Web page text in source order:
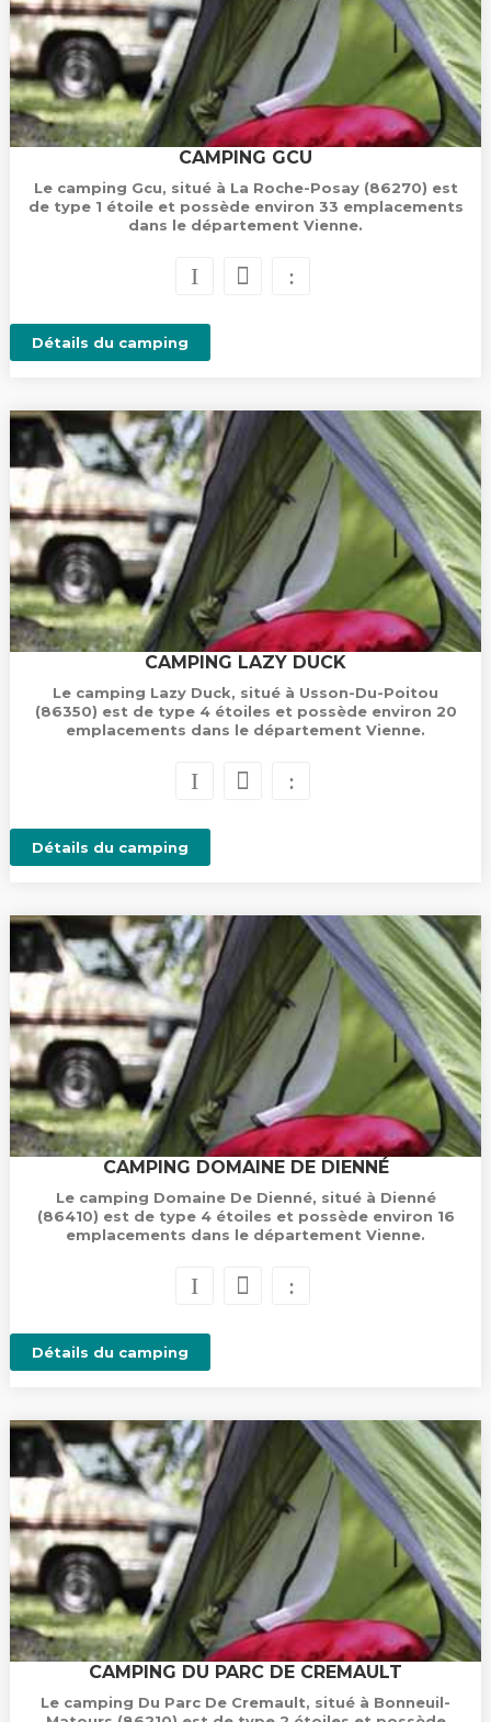
CAMPING GCU
Le camping Gcu, situé à La Roche-Posay (86270) est
de type 1 étoile et possède environ 33 emplacements
dans le département Vienne.
Détails du camping
CAMPING LAZY DUCK
Le camping Lazy Duck, situé à Usson-Du-Poitou
(86350) est de type 4 étoiles et possède environ 20
emplacements dans le département Vienne.
Détails du camping
CAMPING DOMAINE DE DIENNÉ
Le camping Domaine De Dienné, situé à Dienné
(86410) est de type 4 étoiles et possède environ 16
emplacements dans le département Vienne.
Détails du camping
CAMPING DU PARC DE CREMAULT
Le camping Du Parc De Cremault, situé à Bonneuil-